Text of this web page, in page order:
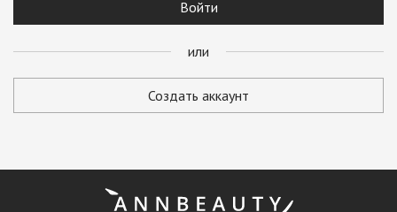
Войти
или
Создать аккаунт
или